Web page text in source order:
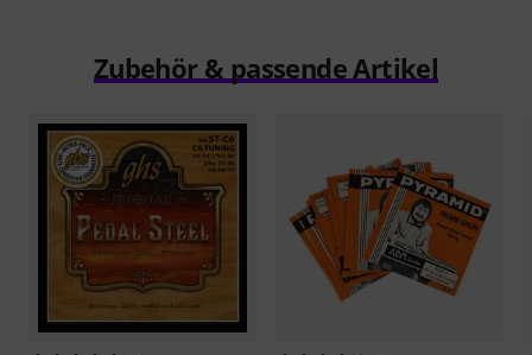
Zubehör & passende Artikel